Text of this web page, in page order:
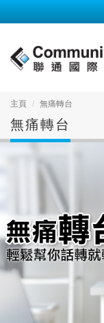
主頁 無痛轉台
無痛轉台